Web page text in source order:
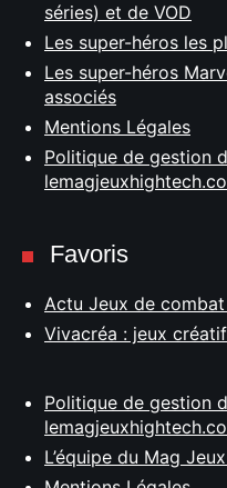
séries) et de VOD
Les super-héros les
Les super-héros
associés
Mentions Légales
Politique de gestion
Favoris
Actu Jeux de
Vivacréa : jeux
Politique de gestion
L’équipe du Mag